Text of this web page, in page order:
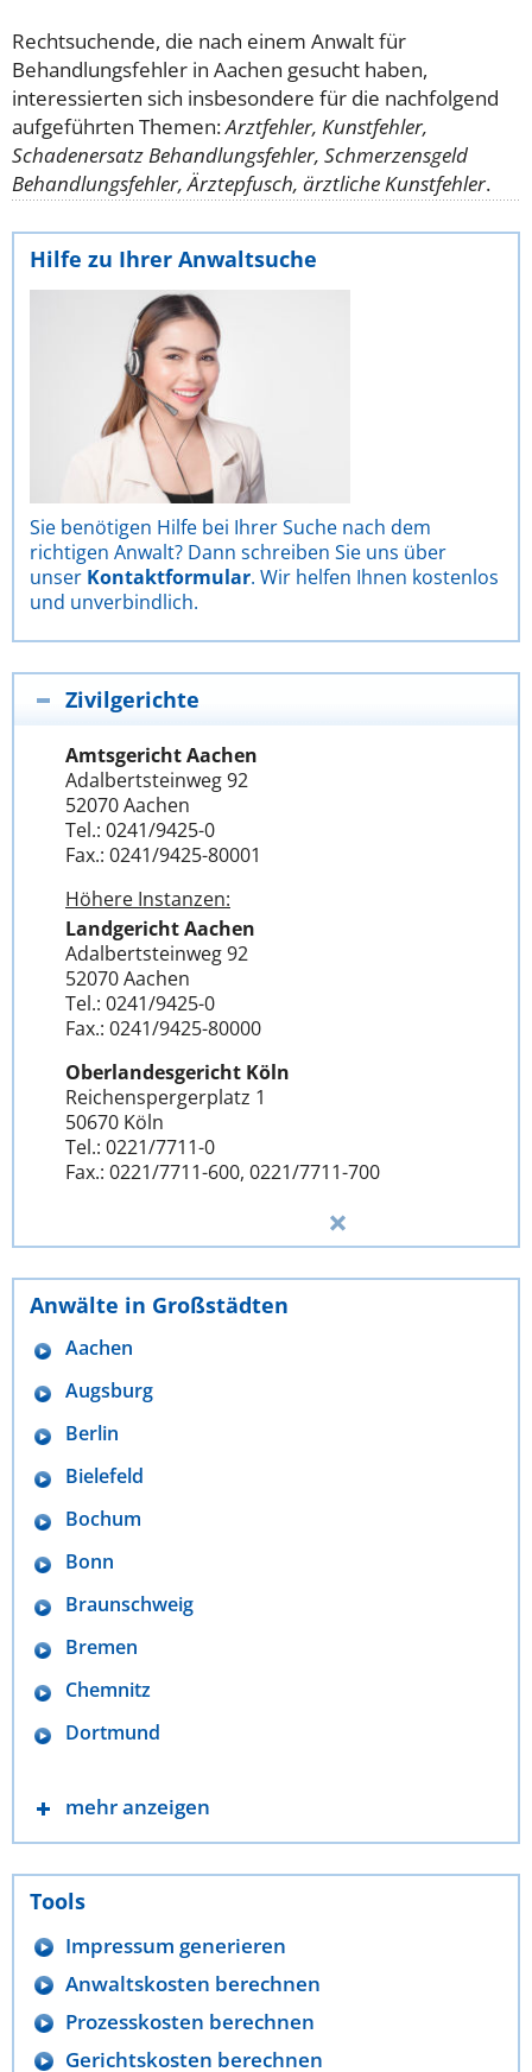
Rechtsuchende, die nach einem Anwalt für
Behandlungsfehler in Aachen gesucht haben,
interessierten sich insbesondere für die nachfolgend
aufgeführten Themen:Arztfehler, Kunstfehler,
Schadenersatz Behandlungsfehler, Schmerzensgeld
Behandlungsfehler, Ärztepfusch, ärztliche Kunstfehler.
Hilfe zu Ihrer Anwaltsuche
Sie benötigen Hilfe bei Ihrer Suche nach dem
richtigen Anwalt? Dann schreiben Sie uns über
unser Kontaktformular. Wir helfen Ihnen kostenlos
und unverbindlich.
Zivilgerichte
Amtsgericht Aachen
Adalbertsteinweg 92
52070 Aachen
Tel.: 0241/9425-0
Fax.: 0241/9425-80001
Höhere Instanzen:
Landgericht Aachen
Adalbertsteinweg 92
52070 Aachen
Tel.: 0241/9425-0
Fax.: 0241/9425-80000
Oberlandesgericht Köln
Reichenspergerplatz 1
50670 Köln
Tel.: 0221/7711-0
Fax.: 0221/7711-600, 0221/7711-700
Anwälte in Großstädten
Aachen
Augsburg
Berlin
Bielefeld
Bochum
Bonn
Braunschweig
Bremen
Chemnitz
Dortmund
mehr anzeigen
Tools
Impressum generieren
Anwaltskosten berechnen
Prozesskosten berechnen
Gerichtskosten berechnen